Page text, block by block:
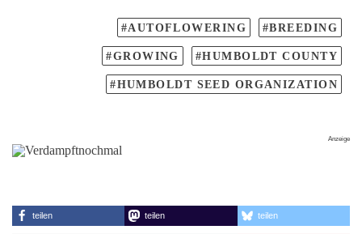
AUTOFLOWERING BREEDING
GROWING HUMBOLDT COUNTY
HUMBOLDT SEED ORGANIZATION
teilen teilen teilen